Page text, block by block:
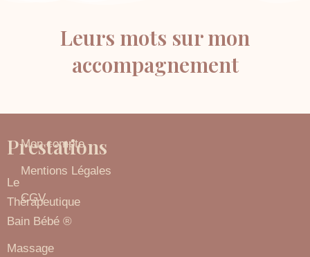
Leurs mots sur mon
accompagnement
Prestations
Le
Thérapeutique
Bain Bébé ®
Massage
Prestations
Mon compte
Mentions Légales
CGV